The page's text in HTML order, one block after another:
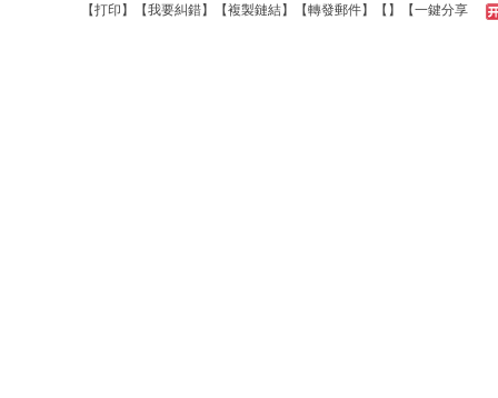
【打印 】【我要糾錯】【複製鏈結】【轉發郵件】【 】 【一鍵分享